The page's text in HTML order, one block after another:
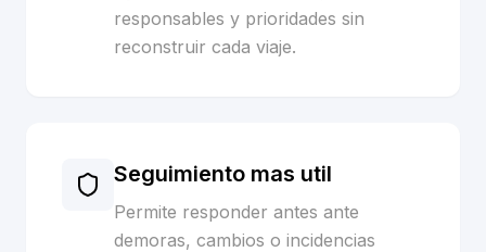
responsables y prioridades sin
reconstruir cada viaje.
Seguimiento mas util
Permite responder antes ante
demoras, cambios o incidencias